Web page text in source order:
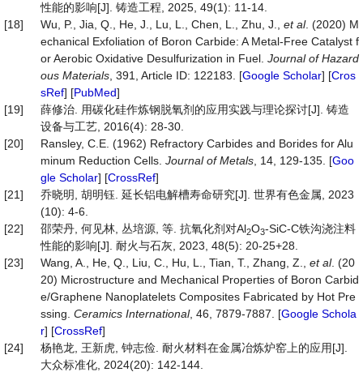
性能的影响[J]. 铸造工程, 2025, 49(1): 11-14.
[18]
Wu, P., Jia, Q., He, J., Lu, L., Chen, L., Zhu, J., et al. (2020) M
echanical Exfoliation of Boron Carbide: A Metal-Free Catalyst f
or Aerobic Oxidative Desulfurization in Fuel. Journal of Hazard
ous Materials , 391, Article ID: 122183. [Google Scholar] [Cros
sRef] [PubMed]
[19]
薛修治. 用碳化硅作炼钢脱氧剂的应用实践与理论探讨[J]. 铸造
设备与工艺, 2016(4): 28-30.
[20]
Ransley, C.E. (1962) Refractory Carbides and Borides for Alu
minum Reduction Cells. Journal of Metals , 14, 129-135. [Goo
gle Scholar] [CrossRef]
[21]
乔晓明, 胡明钰. 延长铝电解槽寿命研究[J]. 世界有色金属, 2023
(10): 4-6.
[22]
邵荣丹, 何见林, 丛培源, 等. 抗氧化剂对Al2O3-SiC-C铁沟浇注料
性能的影响[J]. 耐火与石灰, 2023, 48(5): 20-25+28.
[23]
Wang, A., He, Q., Liu, C., Hu, L., Tian, T., Zhang, Z., et al. (20
20) Microstructure and Mechanical Properties of Boron Carbid
e/Graphene Nanoplatelets Composites Fabricated by Hot Pre
ssing. Ceramics International, 46, 7879-7887. [Google Schola
r] [CrossRef]
[24]
杨艳龙, 王新虎, 钟志俭. 耐火材料在金属冶炼炉窑上的应用[J].
大众标准化, 2024(20): 142-144.